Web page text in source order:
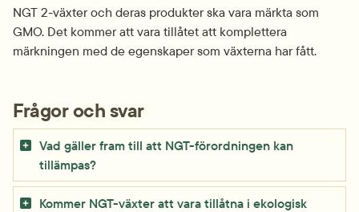
NGT 2-växter och deras produkter ska vara märkta som
GMO. Det kommer att vara tillåtet att komplettera
märkningen med de egenskaper som växterna har fått.
Frågor och svar
Vad gäller fram till att NGT-förordningen kan
tillämpas?
Kommer NGT-växter att vara tillåtna i ekologisk